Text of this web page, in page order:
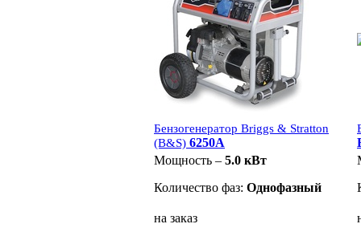
Бензогенератор Briggs & Stratton
(B&S) 6250A
Мощность – 5.0 кВт
Количество фаз: Однофазный
на заказ